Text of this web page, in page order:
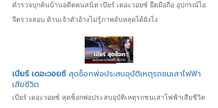
ตำรวจบุกค้นบ้านอดีตคนสนิท เบียร์ เดอะวอยซ์ ยึดมือถือ อุปกรณ์ไอ
จีตรวจสอบ ด้านเจ้าตัวอ้างไม่รู้ภาพลับหลุดได้ยังไง
เบียร์ เดอะวอยซ์สุดช็อกพ่อประสบอุบัติเหตุรถชนเสาไฟฟ้า
เสียชีวิต
เบียร์ เดอะวอยซ์ สุดช็อกพ่อประสบอุบัติเหตุรถชนเสาไฟฟ้าเสียชีวิต